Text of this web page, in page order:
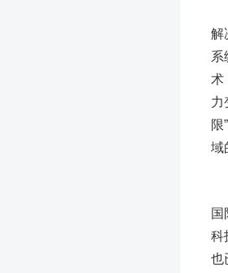
解
系
术
力
域
科
也